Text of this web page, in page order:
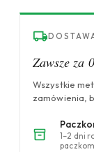
Zawsze za
Wszystkie
zamówienia,
1–2 dni